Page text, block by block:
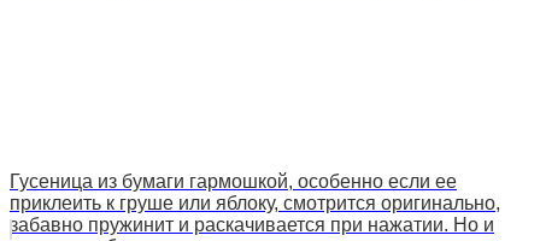
Гусеница из бумаги гармошкой, особенно если ее
приклеить к груше или яблоку, смотрится оригинально,
забавно пружинит и раскачивается при нажатии. Но и